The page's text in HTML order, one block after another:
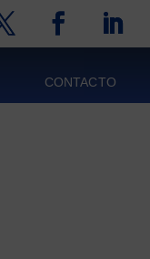
CONTACTO